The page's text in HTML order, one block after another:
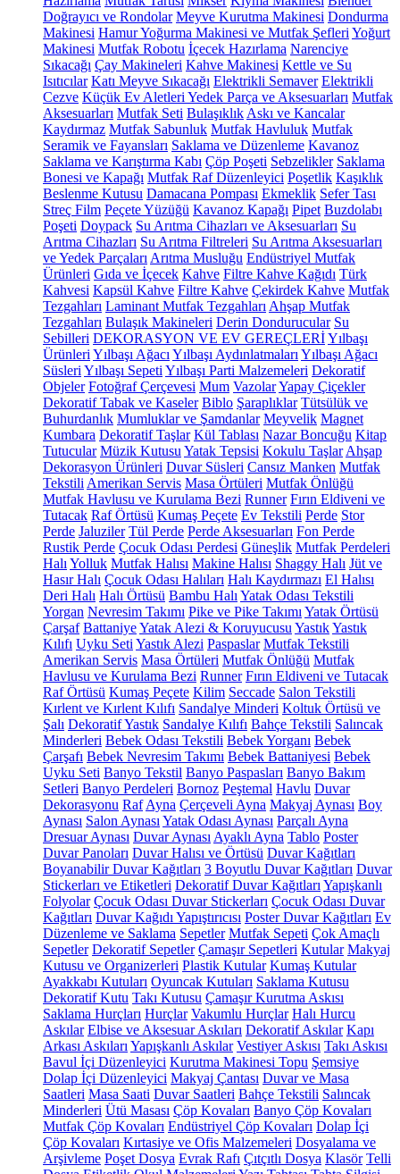
Doğrayıcı ve Rondolar Meyve Kurutma Makinesi Dondurma
Makinesi Hamur Yoğurma Makinesi ve Mutfak Şefleri Yoğurt
Makinesi Mutfak Robotu İçecek Hazırlama Narenciye
Sıkacağı Çay Makineleri Kahve Makinesi Kettle ve Su
Isıtıcılar Katı Meyve Sıkacağı Elektrikli Semaver Elektrikli
Cezve Küçük Ev Aletleri Yedek Parça ve Aksesuarları Mutfak
Aksesuarları Mutfak Seti Bulaşıklık Askı ve Kancalar
Kaydırmaz Mutfak Sabunluk Mutfak Havluluk Mutfak
Seramik ve Fayansları Saklama ve Düzenleme Kavanoz
Saklama ve Karıştırma Kabı Çöp Poşeti Sebzelikler Saklama
Bonesi ve Kapağı Mutfak Raf Düzenleyici Poşetlik Kaşıklık
Beslenme Kutusu Damacana Pompası Ekmeklik Sefer Tası
Streç Film Peçete Yüzüğü Kavanoz Kapağı Pipet Buzdolabı
Poşeti Doypack Su Arıtma Cihazları ve Aksesuarları Su
Arıtma Cihazları Su Arıtma Filtreleri Su Arıtma Aksesuarları
ve Yedek Parçaları Arıtma Musluğu Endüstriyel Mutfak
Ürünleri Gıda ve İçecek Kahve Filtre Kahve Kağıdı Türk
Kahvesi Kapsül Kahve Filtre Kahve Çekirdek Kahve Mutfak
Tezgahları Laminant Mutfak Tezgahları Ahşap Mutfak
Tezgahları Bulaşık Makineleri Derin Dondurucular Su
Sebilleri DEKORASYON VE EV GEREÇLERİYılbaşı
Ürünleri Yılbaşı Ağacı Yılbaşı Aydınlatmaları Yılbaşı Ağacı
Süsleri Yılbaşı Sepeti Yılbaşı Parti Malzemeleri Dekoratif
Objeler Fotoğraf Çerçevesi Mum VazolarYapay Çiçekler
Dekoratif Tabak ve Kaseler Biblo Şaraplıklar Tütsülük ve
Buhurdanlık Mumluklar ve Şamdanlar Meyvelik Magnet
Kumbara Dekoratif Taşlar Kül Tablası Nazar Boncuğu Kitap
Tutucular Müzik Kutusu Yatak Tepsisi Kokulu Taşlar Ahşap
Dekorasyon Ürünleri Duvar Süsleri Cansız Manken Mutfak
Tekstili Amerikan Servis Masa Örtüleri Mutfak Önlüğü
Mutfak Havlusu ve Kurulama Bezi Runner Fırın Eldiveni ve
Tutacak Raf Örtüsü Kumaş Peçete Ev Tekstili Perde Stor
Perde Jaluziler Tül Perde Perde Aksesuarları Fon Perde
Rustik Perde Çocuk Odası Perdesi Güneşlik Mutfak Perdeleri
Halı Yolluk Mutfak Halısı Makine Halısı Shaggy Halı Jüt ve
Hasır Halı Çocuk Odası Halıları Halı Kaydırmazı El Halısı
Deri Halı Halı Örtüsü Bambu Halı Yatak Odası Tekstili
Yorgan Nevresim Takımı Pike ve Pike Takımı Yatak Örtüsü
Çarşaf BattaniyeYatak Alezi & Koruyucusu YastıkYastık
Kılıfı Uyku Seti Yastık Alezi Paspaslar Mutfak Tekstili
Amerikan Servis Masa Örtüleri Mutfak Önlüğü Mutfak
Havlusu ve Kurulama Bezi Runner Fırın Eldiveni ve Tutacak
Raf Örtüsü Kumaş Peçete Kilim Seccade Salon Tekstili
Kırlent ve Kırlent Kılıfı Sandalye Minderi Koltuk Örtüsü ve
Şalı Dekoratif Yastık Sandalye Kılıfı Bahçe Tekstili Salıncak
Minderleri Bebek Odası Tekstili Bebek Yorganı Bebek
Çarşafı Bebek Nevresim Takımı Bebek Battaniyesi Bebek
Uyku Seti Banyo Tekstil Banyo Paspasları Banyo Bakım
Setleri Banyo Perdeleri Bornoz Peştemal Havlu Duvar
Dekorasyonu Raf Ayna Çerçeveli Ayna Makyaj Aynası Boy
Aynası Salon Aynası Yatak Odası Aynası Parçalı Ayna
Dresuar Aynası Duvar Aynası Ayaklı Ayna Tablo Poster
Duvar Panoları Duvar Halısı ve Örtüsü Duvar Kağıtları
Boyanabilir Duvar Kağıtları 3 Boyutlu Duvar Kağıtları Duvar
Stickerları ve Etiketleri Dekoratif Duvar Kağıtları Yapışkanlı
Folyolar Çocuk Odası Duvar Stickerları Çocuk Odası Duvar
Kağıtları Duvar Kağıdı Yapıştırıcısı Poster Duvar Kağıtları Ev
Düzenleme ve Saklama Sepetler Mutfak Sepeti Çok Amaçlı
Sepetler Dekoratif Sepetler Çamaşır Sepetleri Kutular Makyaj
Kutusu ve Organizerleri Plastik Kutular Kumaş Kutular
Ayakkabı Kutuları Oyuncak Kutuları Saklama Kutusu
Dekoratif Kutu Takı Kutusu Çamaşır Kurutma Askısı
Saklama Hurçları Hurçlar Vakumlu Hurçlar Halı Hurcu
Askılar Elbise ve Aksesuar Askıları Dekoratif Askılar Kapı
Arkası Askıları Yapışkanlı Askılar Vestiyer Askısı Takı Askısı
Bavul İçi Düzenleyici Kurutma Makinesi Topu Şemsiye
Dolap İçi Düzenleyici Makyaj Çantası Duvar ve Masa
Saatleri Masa Saati Duvar Saatleri Bahçe Tekstili Salıncak
Minderleri Ütü Masası Çöp Kovaları Banyo Çöp Kovaları
Mutfak Çöp Kovaları Endüstriyel Çöp Kovaları Dolap İçi
Çöp Kovaları Kırtasiye ve Ofis Malzemeleri Dosyalama ve
Arşivleme Poşet Dosya Evrak Rafı Çıtçıtlı Dosya Klasör Telli